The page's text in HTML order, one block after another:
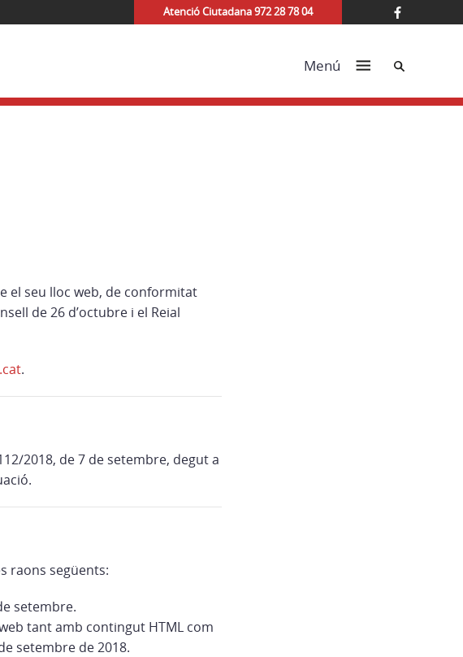
Atenció Ciutadana 972 28 78 04
Menú Cerca
el seu lloc web, de conformitat
de 26 d’octubre i el Reial
.
2018, de 7 de setembre, degut a
raons següents:
setembre.
tant amb contingut HTML com
setembre de 2018.